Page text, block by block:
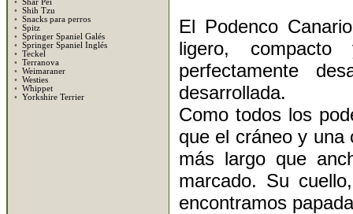
• Shar Pei
• Shih Tzu
• Snacks para perros
• Spitz
• Springer Spaniel Galés
• Springer Spaniel Inglés
• Teckel
• Terranova
• Weimaraner
• Westies
• Whippet
• Yorkshire Terrier
El Podenco
ligero,
perfectamente
desarrollada.
Como todos los
que el cráneo y una
más largo que
marcado. Su
encontramos